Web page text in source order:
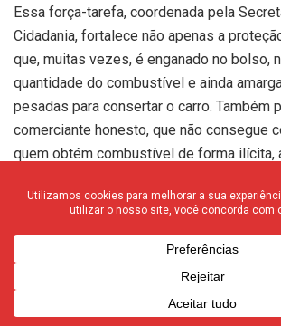
Essa força-tarefa, coordenada pela
Cidadania, fortalece não apenas a
que, muitas vezes, é enganado no bolso,
quantidade do combustível e ainda
pesadas para consertar o carro. Também
comerciante honesto, que não consegue
quem obtém combustível de forma ilícita,
De acordo com estudo realizado pela
Vargas (FGV-Projetos 2021), a cada ano,
combustíveis, são contabilizados cerca
em perdas de arrecadação no País.